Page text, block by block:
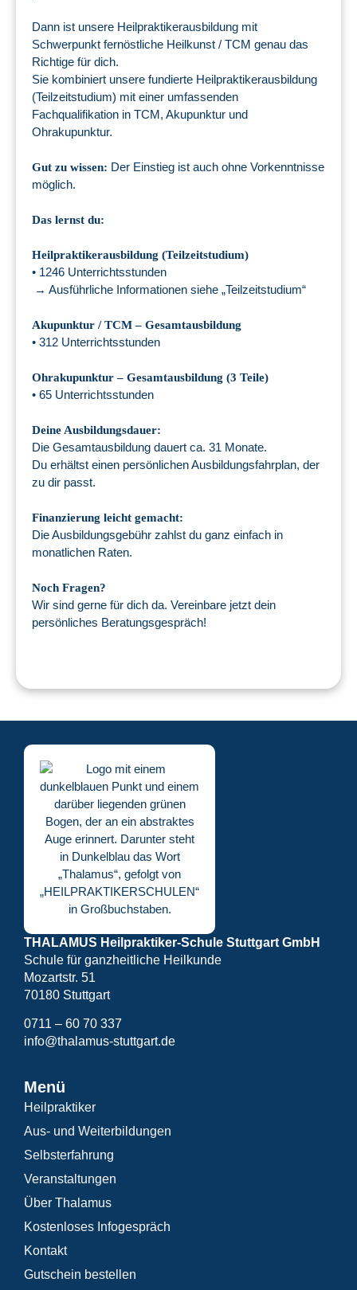
Dann ist unsere Heilpraktikerausbildung mit
Schwerpunkt fernöstliche Heilkunst / TCM genau das
Richtige für dich.
Sie kombiniert unsere fundierte Heilpraktikerausbildung
(Teilzeitstudium) mit einer umfassenden
Fachqualifikation in TCM, Akupunktur und
Ohrakupunktur.
Gut zu wissen: Der Einstieg ist auch ohne Vorkenntnisse
möglich.
Das lernst du:
Heilpraktikerausbildung (Teilzeitstudium)
• 1246 Unterrichtsstunden
→ Ausführliche Informationen siehe „Teilzeitstudium“
Akupunktur / TCM – Gesamtausbildung
• 312 Unterrichtsstunden
Ohrakupunktur – Gesamtausbildung (3 Teile)
• 65 Unterrichtsstunden
Deine Ausbildungsdauer:
Die Gesamtausbildung dauert ca. 31 Monate.
Du erhältst einen persönlichen Ausbildungsfahrplan, der
zu dir passt.
Finanzierung leicht gemacht:
Die Ausbildungsgebühr zahlst du ganz einfach in
monatlichen Raten.
Noch Fragen?
Wir sind gerne für dich da. Vereinbare jetzt dein
persönliches Beratungsgespräch!
THALAMUS Heilpraktiker-Schule Stuttgart GmbH
Schule für ganzheitliche Heilkunde
Mozartstr. 51
70180 Stuttgart
0711 – 60 70 337
info@thalamus-stuttgart.de
Menü
Heilpraktiker
Aus- und Weiterbildungen
Selbsterfahrung
Veranstaltungen
Über Thalamus
Kostenloses Infogespräch
Kontakt
Gutschein bestellen